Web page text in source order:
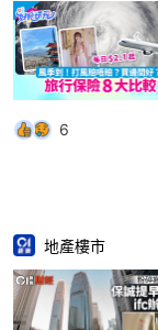
6
地產樓市